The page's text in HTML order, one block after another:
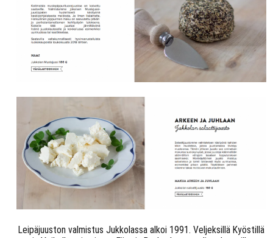
Leipäjuuston valmistus Jukkolassa alkoi 1991. Veljeksillä Kyöstillä